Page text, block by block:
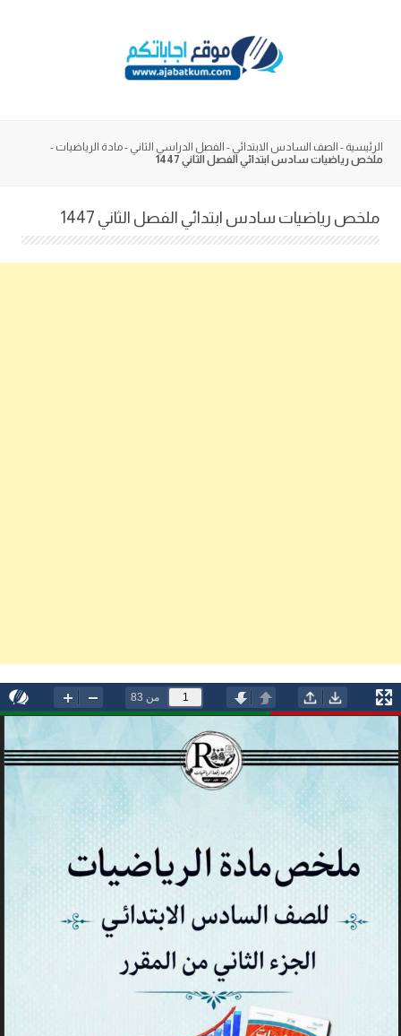
الرئيسية - الصف السادس الابتدائي - الفصل الدراسي الثاني -مادة الرياضيات -
ملخص رياضيات سادس ابتدائي الفصل الثاني 1447
ملخص رياضيات سادس ابتدائي الفصل الثاني 1447